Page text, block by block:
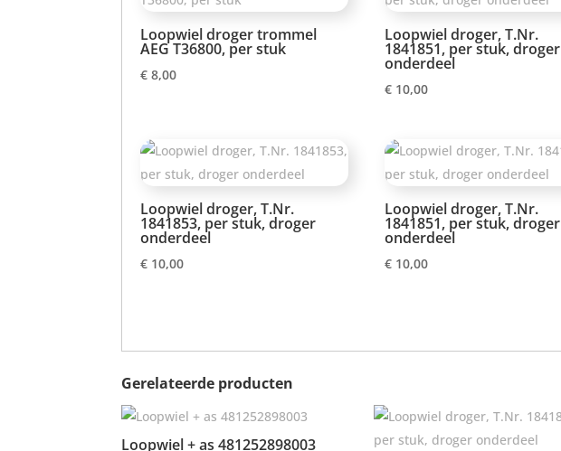
Loopwiel droger trommel
AEG T36800, per stuk
€ 8,00
Loopwiel droger, T.Nr.
1841851, per stuk, droger
onderdeel
€ 10,00
Loopwiel droger, T.Nr.
1841853, per stuk, droger
onderdeel
€ 10,00
Loopwiel droger, T.Nr.
1841851, per stuk, droger
onderdeel
€ 10,00
Gerelateerde producten
Loopwiel + as 481252898003